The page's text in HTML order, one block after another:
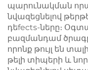
պարունակման
նվազեցնելով
դեfects-ները։
բազմանդամ
որոնք թույլ են
թելի տիպերի և